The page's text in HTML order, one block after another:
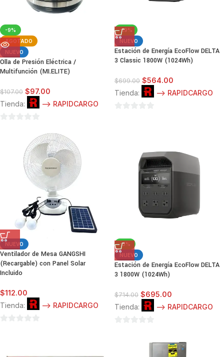
-9%
AGOTADO
NUEVO
Olla de Presión Eléctrica /
Multifunción (MI.ELITE)
$107.00 $97.00
Tienda:
--> RAPIDCARGO
-19%
NUEVO
Estación de Energía EcoFlow DELTA
3 Classic 1800W (1024Wh)
$699.00 $564.00
Tienda:
--> RAPIDCARGO
NUEVO
Ventilador de Mesa GANGSHI
(Recargable) con Panel Solar
Incluido
$112.00
Tienda:
--> RAPIDCARGO
-3%
NUEVO
Estación de Energía EcoFlow DELTA
3 1800W (1024Wh)
$714.00 $695.00
Tienda:
--> RAPIDCARGO